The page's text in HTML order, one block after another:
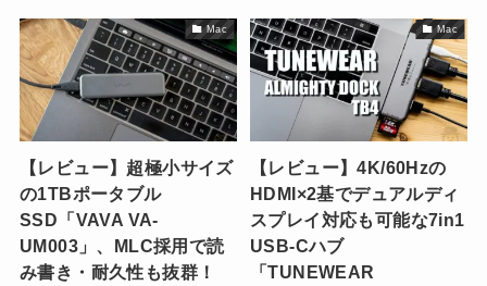
Mac
【レビュー】超極小サイズ
の1TBポータブル
SSD「VAVA VA-
UM003」、MLC採用で読
み書き・耐久性も抜群！
Mac
【レビュー】4K/60Hzの
HDMI×2基でデュアルディ
スプレイ対応も可能な7in1
USB-Cハブ
「TUNEWEAR